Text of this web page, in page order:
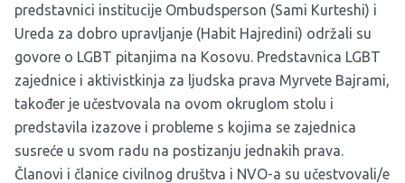
predstavnici institucije Ombudsperson (Sami Kurteshi) i
Ureda za dobro upravljanje (Habit Hajredini) održali su
govore o LGBT pitanjima na Kosovu. Predstavnica LGBT
zajednice i aktivistkinja za ljudska prava Myrvete Bajrami,
također je učestvovala na ovom okruglom stolu i
predstavila izazove i probleme s kojima se zajednica
susreće u svom radu na postizanju jednakih prava.
Članovi i članice civilnog društva i NVO-a su učestvovali/e